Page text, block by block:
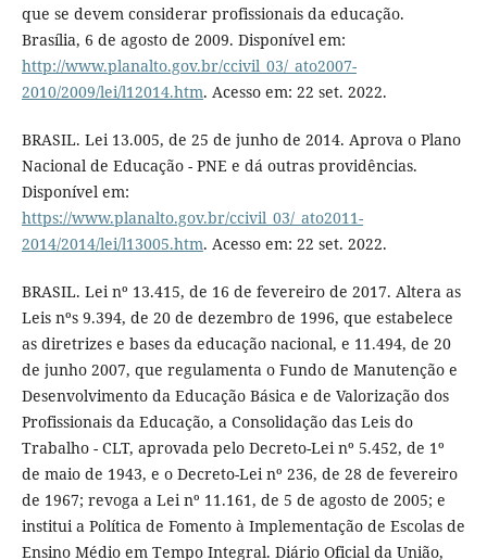
que se devem considerar profissionais da educação.
Brasília, 6 de agosto de 2009. Disponível em:
http://www.planalto.gov.br/ccivil_03/_ato2007-
2010/2009/lei/l12014.htm. Acesso em: 22 set. 2022.
BRASIL. Lei 13.005, de 25 de junho de 2014. Aprova o Plano
Nacional de Educação - PNE e dá outras providências.
Disponível em:
https://www.planalto.gov.br/ccivil_03/_ato2011-
2014/2014/lei/l13005.htm. Acesso em: 22 set. 2022.
BRASIL. Lei nº 13.415, de 16 de fevereiro de 2017. Altera as
Leis nºs 9.394, de 20 de dezembro de 1996, que estabelece
as diretrizes e bases da educação nacional, e 11.494, de 20
de junho 2007, que regulamenta o Fundo de Manutenção e
Desenvolvimento da Educação Básica e de Valorização dos
Profissionais da Educação, a Consolidação das Leis do
Trabalho - CLT, aprovada pelo Decreto-Lei nº 5.452, de 1º
de maio de 1943, e o Decreto-Lei nº 236, de 28 de fevereiro
de 1967; revoga a Lei nº 11.161, de 5 de agosto de 2005; e
institui a Política de Fomento à Implementação de Escolas de
Ensino Médio em Tempo Integral. Diário Oficial da União,